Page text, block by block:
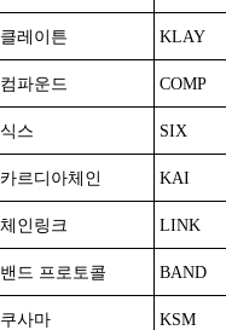
클레이튼 KLAY
컴파운드 COMP
식스 SIX
카르디아체인 KAI
체인링크 LINK
밴드 프로토콜 BAND
쿠사마 KSM